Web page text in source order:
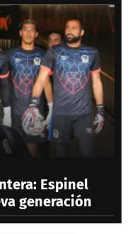
Espinel
generación